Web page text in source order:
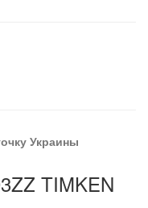
Украины
TIMKEN